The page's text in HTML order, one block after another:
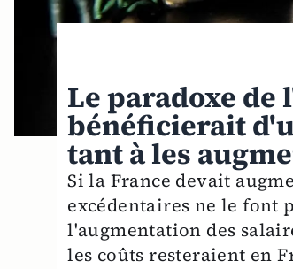
Le paradoxe
bénéficierait
tant à les
Si la France devait
excédentaires ne le font
l'augmentation des
les coûts resteraient en